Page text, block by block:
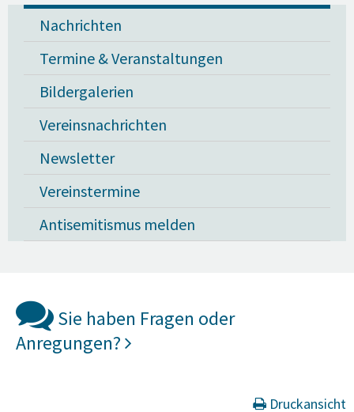
Nachrichten
Termine & Veranstaltungen
Bildergalerien
Vereinsnachrichten
Newsletter
Vereinstermine
Antisemitismus melden
Sie haben Fragen oder
Anregungen?
Druckansicht